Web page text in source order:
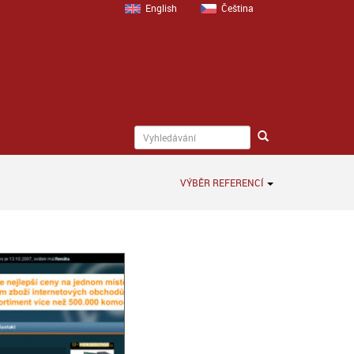
English Čeština
VÝBĚR REFERENCÍ